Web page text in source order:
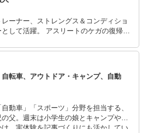
ーナー、ストレングス＆コンディショ
リートのケガの復帰か
門に行うJapanマラソンクラブを設
ど多数執筆。（有）スポーツネットワ
転車、アウトドア・キャンプ、自動
自動車」「スポーツ」分野を担当する、
父。週末は小学生の娘とキャンプやサ
、実体験を記事づくりにも活かしてい